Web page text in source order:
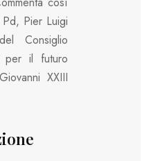
Pier Luigi
Consiglio
per il futuro
XXIII